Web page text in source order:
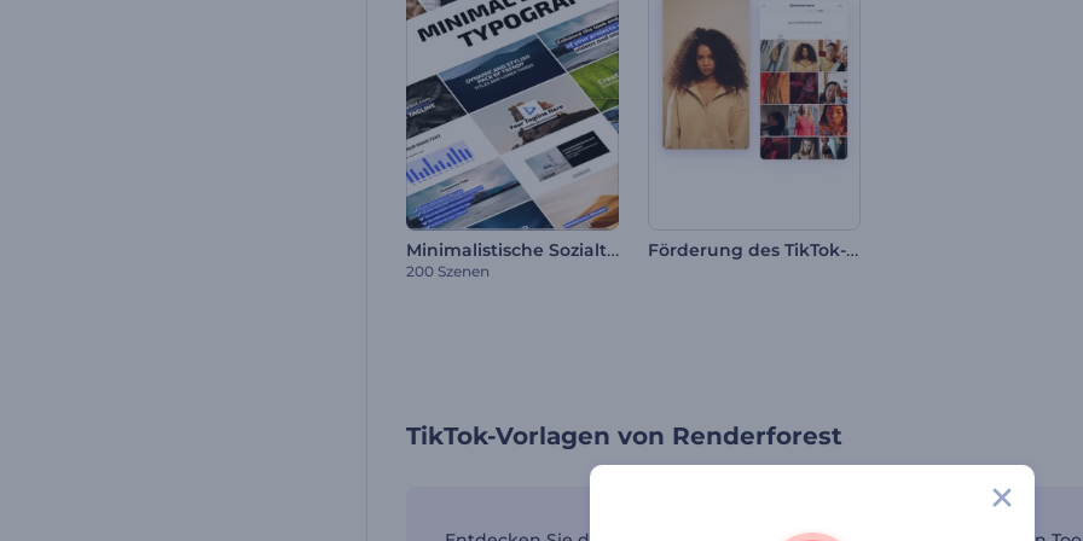
Minimalistische Sozialtypografie
200 Szenen
Förderung des TikTok-Profils
TikTok-Vorlagen von Renderforest